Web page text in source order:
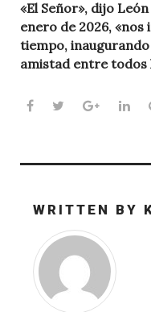
«El Señor», dijo
enero de 2026,
tiempo,
amistad entre todos
Facebook
TwitterGoogle+
WRITTEN BY